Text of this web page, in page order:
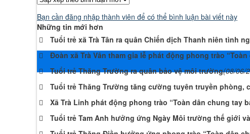
Bạn cần đăng nhập thành viên để có thể bình luận bài viết này
Những tin mới hơn
Tuổi trẻ xã Trà Tân ra quân Chiến dịch Thanh niên tình
Đoàn xã Trà Vân tham gia lễ phát động phong trào
Tuổi trẻ Thăng Trường ra quân bảo vệ môi trường(08/06/
Tuổi trẻ Thăng Trường tăng cường tuyên truyền phòng,
Xã Trà Linh phát động phong trào “Toàn dân chung tay
Tuổi trẻ Tam Anh hưởng ứng Ngày Môi trường thế giới